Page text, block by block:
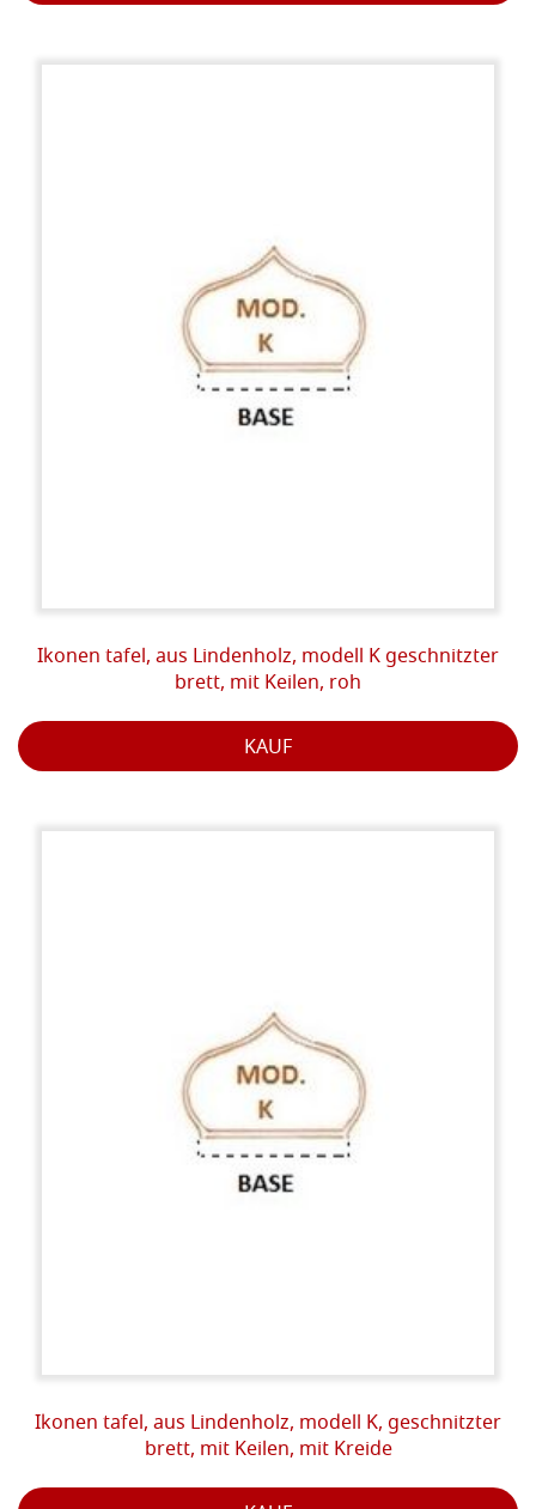
Ikonen tafel, aus Lindenholz, modell K geschnitzter
brett, mit Keilen, roh
KAUF
Ikonen tafel, aus Lindenholz, modell K, geschnitzter
brett, mit Keilen, mit Kreide